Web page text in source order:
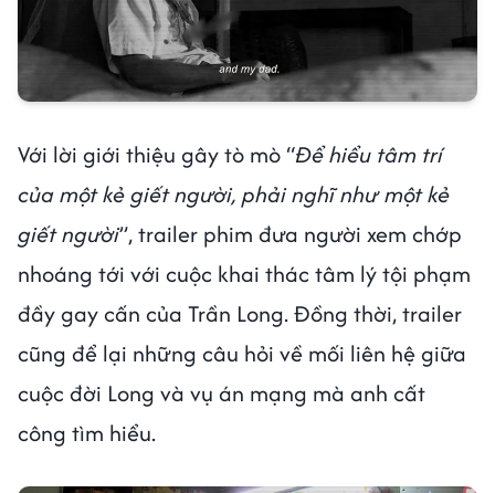
Với lời giới thiệu gây tò mò “Để hiểu tâm trí
của một kẻ giết người, phải nghĩ như một kẻ
giết người”, trailer phim đưa người xem chớp
nhoáng tới với cuộc khai thác tâm lý tội phạm
đầy gay cấn của Trần Long. Đồng thời, trailer
cũng để lại những câu hỏi về mối liên hệ giữa
cuộc đời Long và vụ án mạng mà anh cất
công tìm hiểu.